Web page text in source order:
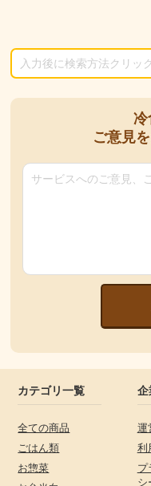
冷
ご意見
カテゴリ一覧
全ての商品
ごはん類
お惣菜
企
運
利
プ
シ